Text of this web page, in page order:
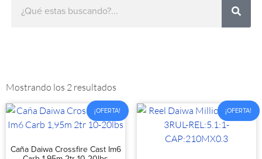
Mostrando los 2 resultados
¡OFERTA!
Caña Daiwa Crossfire Cast Im6
¡OFERTA!